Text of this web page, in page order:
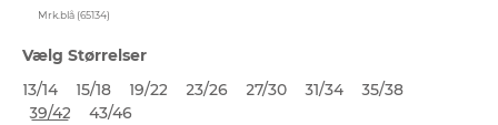
Mrk.blå (65134)
Vælg Størrelser
13/14
15/18 19/22 23/26 27/30 31/34
35/38
39/42
43/46